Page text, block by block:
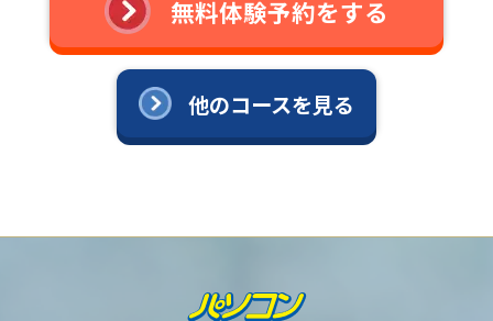
無料体験予約をする
他のコースを見る